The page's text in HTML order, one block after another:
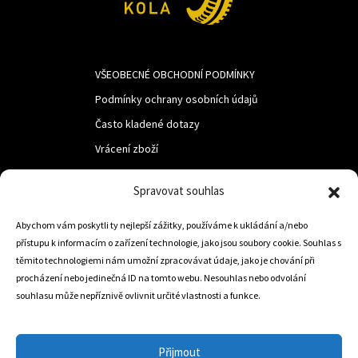
Spravovat souhlas
Abychom vám poskytli ty nejlepší zážitky, používáme k ukládání a/nebo
přístupu k informacím o zařízení technologie, jako jsou soubory cookie. Souhlas s
těmito technologiemi nám umožní zpracovávat údaje, jako je chování při
procházení nebo jedinečná ID na tomto webu. Nesouhlas nebo odvolání
souhlasu může nepříznivě ovlivnit určité vlastnosti a funkce.
Přijmout
VŠEOBECNÉ OBCHODNÍ PODMÍNKY
Podmínky ochrany osobních údajů
Často kladené dotazy
Vrácení zboží
LUF s.r.o.
Nám. M.R.Štefanika 518,
Trstená 02801
info@dojezdovakola.com